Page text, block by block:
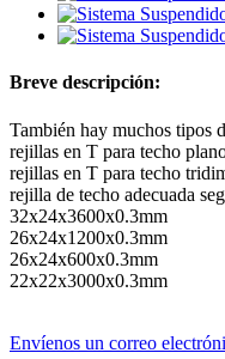
Breve descripción:
También hay muchos tipos
rejillas en T para techo
rejillas en T para techo
rejilla de techo adecuada
32x24x3600x0.3mm
26x24x1200x0.3mm
26x24x600x0.3mm
22x22x3000x0.3mm
Envíenos un correo